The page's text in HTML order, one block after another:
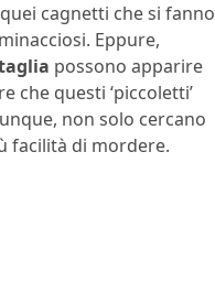
cagnetti che si fanno
Eppure,
possono apparire
che questi ‘piccoletti’
non solo cercano
facilità di mordere.